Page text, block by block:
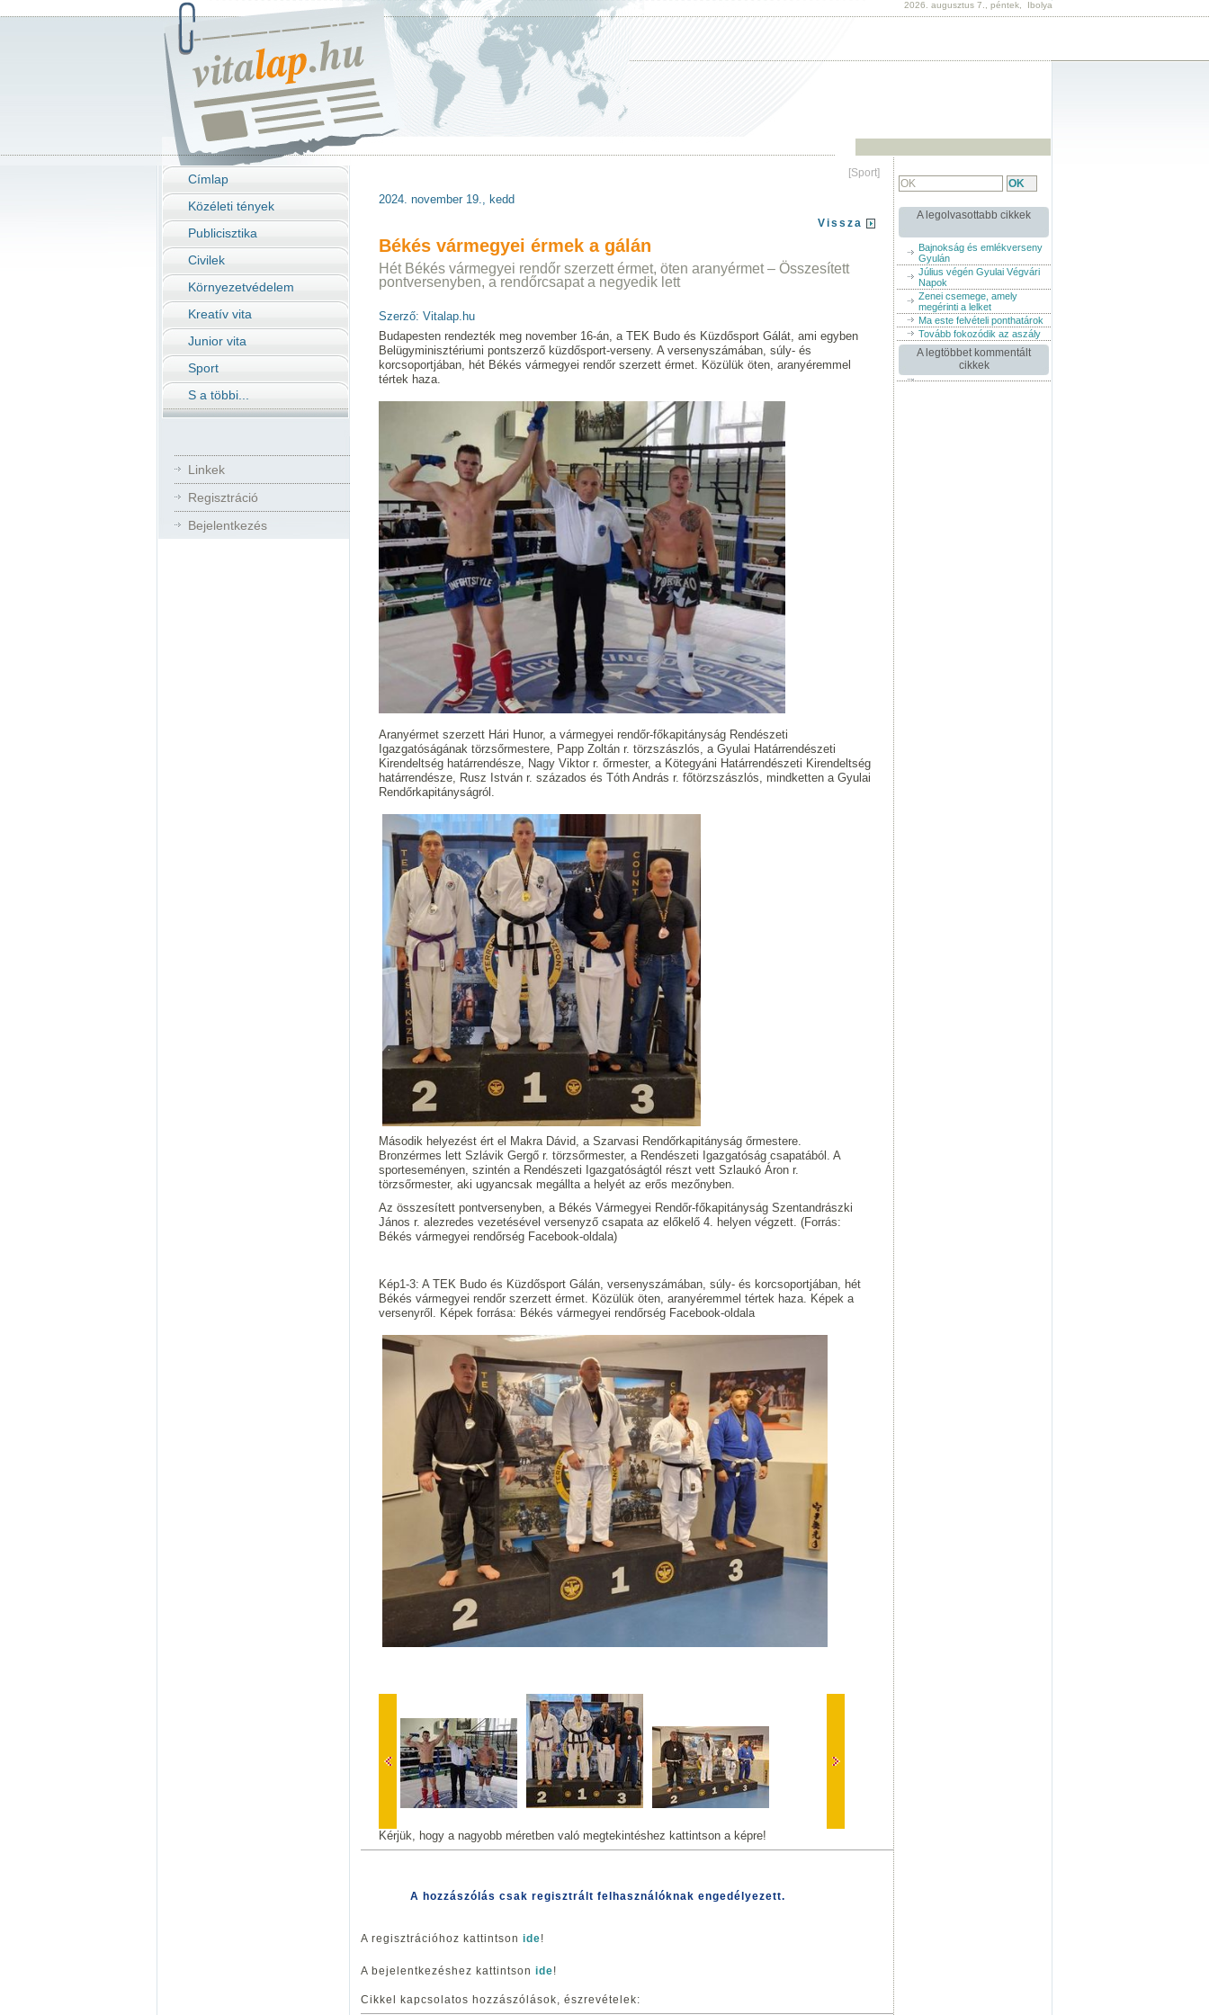
2026. augusztus 7., péntek, Ibolya
Címlap
Közéleti tények
Publicisztika
Civilek
Környezetvédelem
Kreatív vita
Junior vita
Sport
S a többi...
Linkek
Regisztráció
Bejelentkezés
[Sport]
2024. november 19., kedd
Vissza
Békés vármegyei érmek a gálán
Hét Békés vármegyei rendőr szerzett érmet, öten aranyérmet – Összesített
pontversenyben, a rendőrcsapat a negyedik lett
Szerző: Vitalap.hu
Budapesten rendezték meg november 16-án, a TEK Budo és Küzdősport Gálát, ami egyben
Belügyminisztériumi pontszerző küzdősport-verseny. A versenyszámában, súly- és
korcsoportjában, hét Békés vármegyei rendőr szerzett érmet. Közülük öten, aranyéremmel
tértek haza.
Aranyérmet szerzett Hári Hunor, a vármegyei rendőr-főkapitányság Rendészeti
Igazgatóságának törzsőrmestere, Papp Zoltán r. törzszászlós, a Gyulai Határrendészeti
Kirendeltség határrendésze, Nagy Viktor r. őrmester, a Kötegyáni Határrendészeti Kirendeltség
határrendésze, Rusz István r. százados és Tóth András r. főtörzszászlós, mindketten a Gyulai
Rendőrkapitányságról.
Második helyezést ért el Makra Dávid, a Szarvasi Rendőrkapitányság őrmestere.
Bronzérmes lett Szlávik Gergő r. törzsőrmester, a Rendészeti Igazgatóság csapatából. A
sporteseményen, szintén a Rendészeti Igazgatóságtól részt vett Szlaukó Áron r.
törzsőrmester, aki ugyancsak megállta a helyét az erős mezőnyben.
Az összesített pontversenyben, a Békés Vármegyei Rendőr-főkapitányság Szentandrászki
János r. alezredes vezetésével versenyző csapata az előkelő 4. helyen végzett. (Forrás:
Békés vármegyei rendőrség Facebook-oldala)
Kép1-3: A TEK Budo és Küzdősport Gálán, versenyszámában, súly- és korcsoportjában, hét
Békés vármegyei rendőr szerzett érmet. Közülük öten, aranyéremmel tértek haza. Képek a
versenyről. Képek forrása: Békés vármegyei rendőrség Facebook-oldala
Kérjük, hogy a nagyobb méretben való megtekintéshez kattintson a képre!
A hozzászólás csak regisztrált felhasználóknak engedélyezett.
A regisztrációhoz kattintson ide!
A bejelentkezéshez kattintson ide!
Cikkel kapcsolatos hozzászólások, észrevételek:
A legolvasottabb cikkek
Bajnokság és emlékverseny
Gyulán
Július végén Gyulai Végvári
Napok
Zenei csemege, amely
megérinti a lelket
Ma este felvételi ponthatárok
Tovább fokozódik az aszály
A legtöbbet kommentált
cikkek